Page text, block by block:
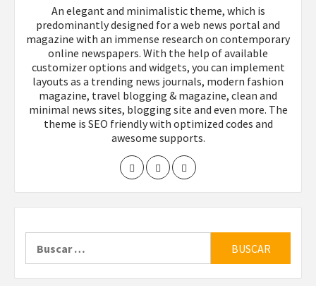
An elegant and minimalistic theme, which is
predominantly designed for a web news portal and
magazine with an immense research on contemporary
online newspapers. With the help of available
customizer options and widgets, you can implement
layouts as a trending news journals, modern fashion
magazine, travel blogging & magazine, clean and
minimal news sites, blogging site and even more. The
theme is SEO friendly with optimized codes and
awesome supports.